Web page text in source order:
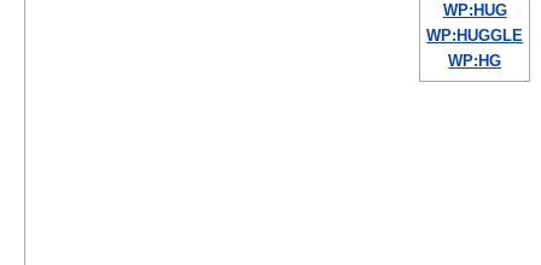
WP:HUG
WP:HUGGLE
WP:HG